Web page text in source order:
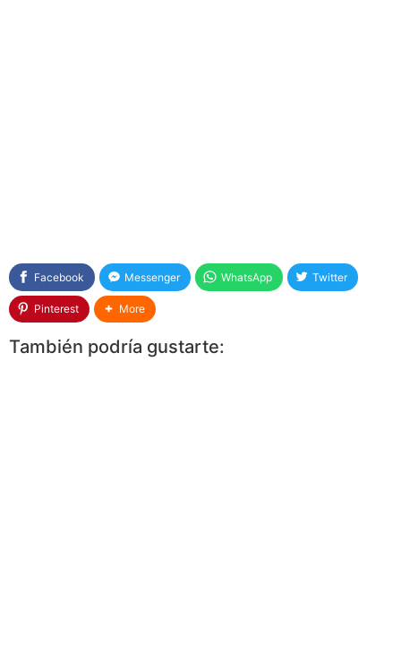
Facebook Messenger WhatsApp Twitter
Pinterest More
También podría gustarte: